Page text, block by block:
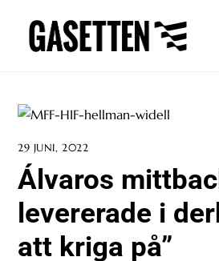
content
29 JUNI, 2022
Álvaros
levererade i
att kriga på”